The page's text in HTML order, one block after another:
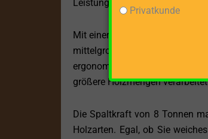
Leistung, sondern
Mit einer beeindruckenden
mittelgroßen bis großen
ergonomische Arbeitsweise,
größere Holzmengen
Die Spaltkraft von 8 Tonnen
Holzarten. Egal, ob Sie
Privatkunde